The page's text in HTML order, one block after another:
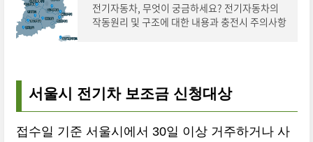
전기자동차, 무엇이 궁금하세요? 전기자동차의
작동원리 및 구조에 대한 내용과 충전시 주의사항
서울시 전기차 보조금 신청대상
접수일 기준 서울시에서 30일 이상 거주하거나 사